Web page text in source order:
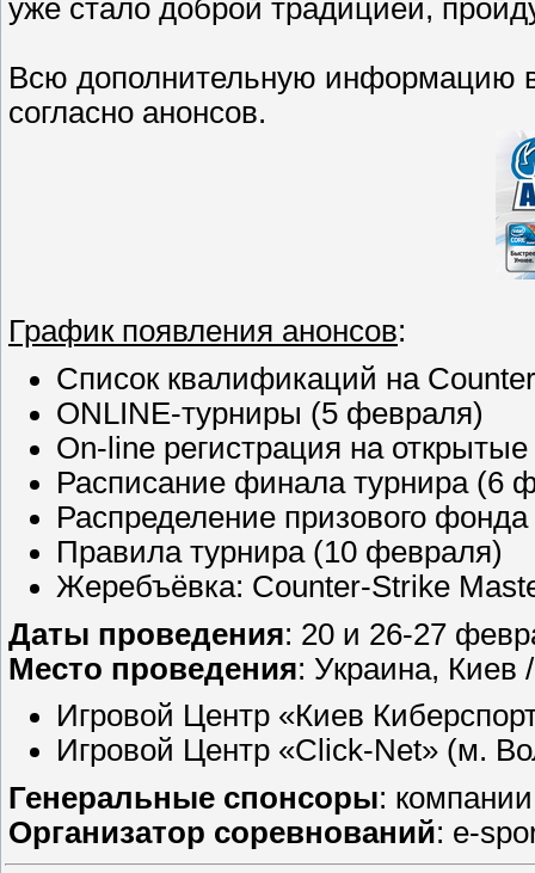
уже стало доброй традицией,
Всю дополнительную информацию
согласно анонсов.
График появления анонсов:
Список квалификаций на
ONLINE-турниры (5 февраля)
On-line регистрация на
Расписание финала турнира (6
Распределение призового
Правила турнира (10 февраля)
Жеребъёвка: Counter-Strike
Даты проведения: 20 и 26-27
Место проведения: Украина, Киев
Игровой Центр «Киев
Игровой Центр «Click-Net» (м.
Генеральные спонсоры:
Организатор соревнований: e-